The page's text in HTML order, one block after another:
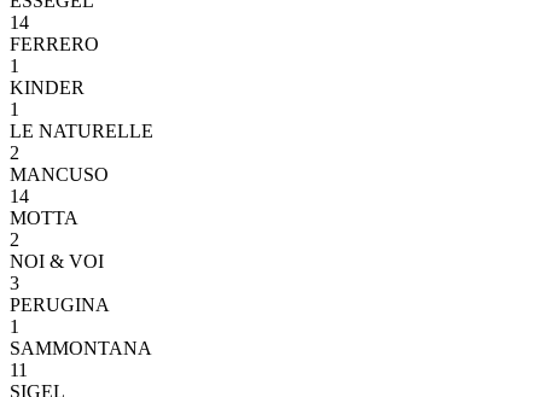
14
FERRERO
1
KINDER
1
LE NATURELLE
2
MANCUSO
14
MOTTA
2
NOI & VOI
3
PERUGINA
1
SAMMONTANA
11
SIGEL